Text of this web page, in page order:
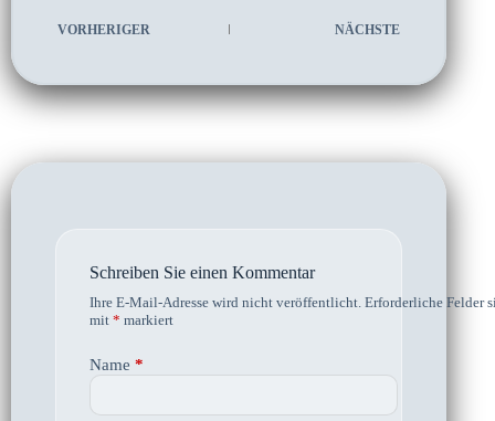
VORHERIGER NÄCHSTE
Schreiben Sie einen Kommentar
Ihre E-Mail-Adresse wird nicht veröffentlicht. Erforderliche Felder
mit * markiert
Name *